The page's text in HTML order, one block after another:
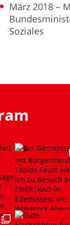
März 2018 –
Soziales